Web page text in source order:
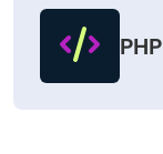
PHP